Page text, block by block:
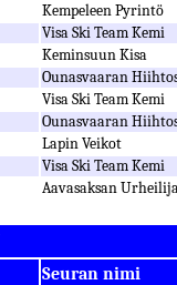
Kempeleen Pyrintö
Visa Ski Team Kemi
Keminsuun Kisa
Ounasvaaran
Visa Ski Team Kemi
Ounasvaaran
Lapin Veikot
Visa Ski Team Kemi
Aavasaksan
Seuran nimi